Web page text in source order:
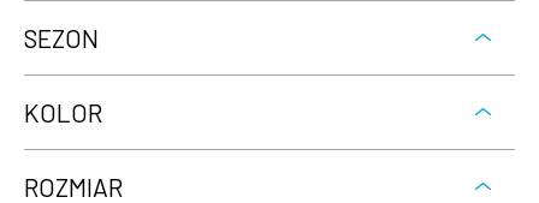
SEZON
KOLOR
ROZMIAR